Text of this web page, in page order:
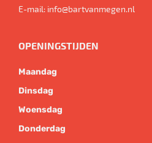
E-mail: info@bartvanmegen.nl
OPENINGSTIJDEN
Maandag
Dinsdag
Woensdag
Donderdag